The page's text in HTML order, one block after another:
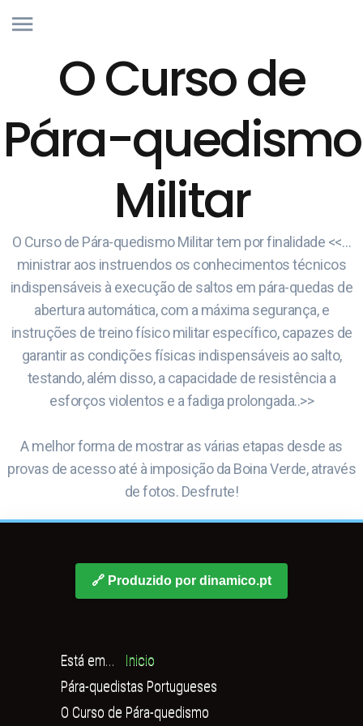
O Curso de
Pára-quedismo
Militar
O Curso de Pára-quedismo Militar tem por finalidade <<…
ministrar aos instruendos os conhecimentos técnicos
indispensáveis à execução de saltos em pára-quedas de
abertura automática, com a máxima segurança, e
instruções de treino físico militar específico, capazes de
garantir as condições físicas indispensáveis ao salto,
testando, além disso, a capacidade de resistência a
esforços violentos e a fadiga prolongada..>>
A melhor forma de mostrar as várias etapas desde as
provas de acesso até à imposição da Boina Verde, através
de fotos. Desfrute!
🔗 Produzido por dinamico.pt
Está em...
Inicio
Pára-quedistas Portugueses
O Curso de Pára-quedismo